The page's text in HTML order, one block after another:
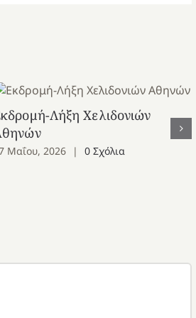
Λήξη Χελιδονιών
Μαΐου, 2026 | 0 Σχόλια